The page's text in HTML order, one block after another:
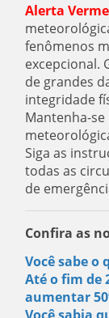
Alerta
fenômenos
excepcional.
de grandes
integridade
Mantenha-
Siga as
todas as
de
Confira as
Você sabe o
Até o fim de
aumentar